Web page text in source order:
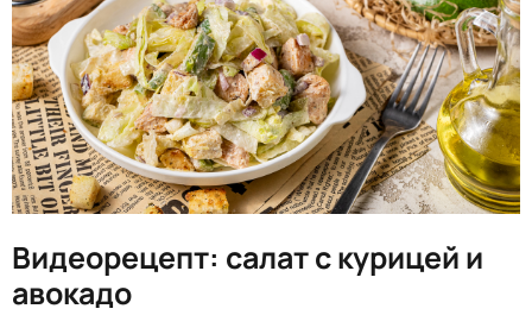
Видеорецепт: салат с курицей и
авокадо